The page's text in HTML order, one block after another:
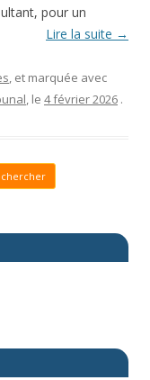
pour un
Lire la suite →
, et marquée avec
, le 4 février 2026 .